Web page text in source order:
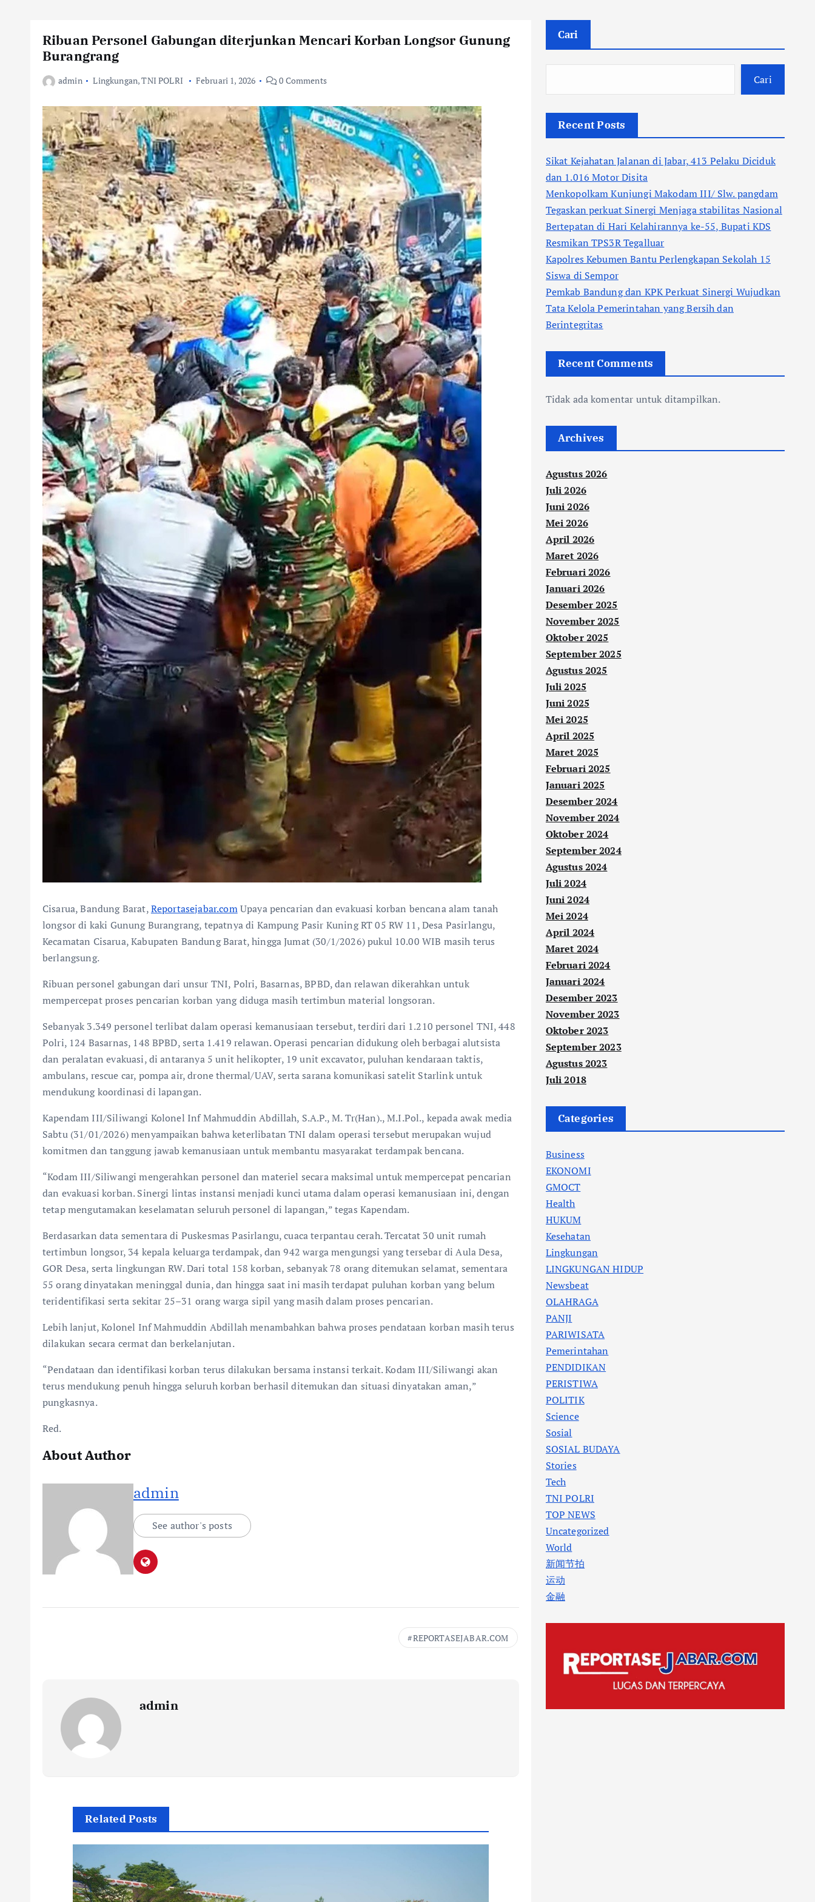
Ribuan Personel Gabungan diterjunkan Mencari Korban Longsor Gunung
Burangrang
admin Lingkungan,TNI POLRI Februari 1, 2026 0 Comments
Cisarua, Bandung Barat,Reportasejabar.comUpaya pencarian dan evakuasi korban bencana alam tanah
longsor di kaki Gunung Burangrang, tepatnya di Kampung Pasir Kuning RT 05 RW 11, Desa Pasirlangu,
Kecamatan Cisarua, Kabupaten Bandung Barat, hingga Jumat (30/1/2026) pukul 10.00 WIB masih terus
berlangsung.
Ribuan personel gabungan dari unsur TNI, Polri, Basarnas, BPBD, dan relawan dikerahkan untuk
mempercepat proses pencarian korban yang diduga masih tertimbun material longsoran.
Sebanyak 3.349 personel terlibat dalam operasi kemanusiaan tersebut, terdiri dari 1.210 personel TNI, 448
Polri, 124 Basarnas, 148 BPBD, serta 1.419 relawan. Operasi pencarian didukung oleh berbagai alutsista
dan peralatan evakuasi, di antaranya 5 unit helikopter, 19 unit excavator, puluhan kendaraan taktis,
ambulans, rescue car, pompa air, drone thermal/UAV, serta sarana komunikasi satelit Starlink untuk
mendukung koordinasi di lapangan.
Kapendam III/Siliwangi Kolonel Inf Mahmuddin Abdillah, S.A.P., M. Tr(Han)., M.I.Pol., kepada awak media
Sabtu (31/01/2026) menyampaikan bahwa keterlibatan TNI dalam operasi tersebut merupakan wujud
komitmen dan tanggung jawab kemanusiaan untuk membantu masyarakat terdampak bencana.
“Kodam III/Siliwangi mengerahkan personel dan materiel secara maksimal untuk mempercepat pencarian
dan evakuasi korban. Sinergi lintas instansi menjadi kunci utama dalam operasi kemanusiaan ini, dengan
tetap mengutamakan keselamatan seluruh personel di lapangan,” tegas Kapendam.
Berdasarkan data sementara di Puskesmas Pasirlangu, cuaca terpantau cerah. Tercatat 30 unit rumah
tertimbun longsor, 34 kepala keluarga terdampak, dan 942 warga mengungsi yang tersebar di Aula Desa,
GOR Desa, serta lingkungan RW. Dari total 158 korban, sebanyak 78 orang ditemukan selamat, sementara
55 orang dinyatakan meninggal dunia, dan hingga saat ini masih terdapat puluhan korban yang belum
teridentifikasi serta sekitar 25–31 orang warga sipil yang masih dalam proses pencarian.
Lebih lanjut, Kolonel Inf Mahmuddin Abdillah menambahkan bahwa proses pendataan korban masih terus
dilakukan secara cermat dan berkelanjutan.
“Pendataan dan identifikasi korban terus dilakukan bersama instansi terkait. Kodam III/Siliwangi akan
terus mendukung penuh hingga seluruh korban berhasil ditemukan dan situasi dinyatakan aman,”
pungkasnya.
Red.
About Author
admin
See author's posts
REPORTASEJABAR.COM
admin
Related Posts
Cari
Cari
Recent Posts
Sikat Kejahatan Jalanan di Jabar, 413 Pelaku Diciduk
dan 1.016 Motor Disita
Menkopolkam Kunjungi Makodam III/ Slw. pangdam
Tegaskan perkuat Sinergi Menjaga stabilitas Nasional
Bertepatan di Hari Kelahirannya ke-55, Bupati KDS
Resmikan TPS3R Tegalluar
Kapolres Kebumen Bantu Perlengkapan Sekolah 15
Siswa di Sempor
Pemkab Bandung dan KPK Perkuat Sinergi Wujudkan
Tata Kelola Pemerintahan yang Bersih dan
Berintegritas
Recent Comments
Tidak ada komentar untuk ditampilkan.
Archives
Agustus 2026
Juli 2026
Juni 2026
Mei 2026
April 2026
Maret 2026
Februari 2026
Januari 2026
Desember 2025
November 2025
Oktober 2025
September 2025
Agustus 2025
Juli 2025
Juni 2025
Mei 2025
April 2025
Maret 2025
Februari 2025
Januari 2025
Desember 2024
November 2024
Oktober 2024
September 2024
Agustus 2024
Juli 2024
Juni 2024
Mei 2024
April 2024
Maret 2024
Februari 2024
Januari 2024
Desember 2023
November 2023
Oktober 2023
September 2023
Agustus 2023
Juli 2018
Categories
Business
EKONOMI
GMOCT
Health
HUKUM
Kesehatan
Lingkungan
LINGKUNGAN HIDUP
Newsbeat
OLAHRAGA
PANJI
PARIWISATA
Pemerintahan
PENDIDIKAN
PERISTIWA
POLITIK
Science
Sosial
SOSIAL BUDAYA
Stories
Tech
TNI POLRI
TOP NEWS
Uncategorized
World
新闻节拍
运动
金融